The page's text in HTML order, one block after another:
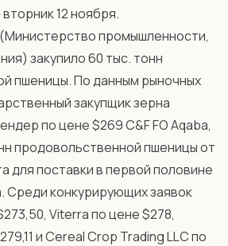
12 ноября.
промышленности,
закупило 60 тыс. тонн
пшеницы. По данным рыночных
закупщик зерна
по цене $269 C&F FO Aqaba,
продовольственной пшеницы от
для поставки в первой половине
Среди конкурирующих заявок
Viterra по цене $278,
и Cereal Crop Trading LLC по